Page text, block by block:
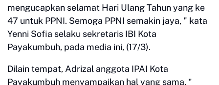
mengucapkan selamat Hari Ulang Tahun yang ke
47 untuk PPNI. Semoga PPNI semakin jaya, " kata
Yenni Sofia selaku sekretaris IBI Kota
Payakumbuh, pada media ini, (17/3).
Dilain tempat, Adrizal anggota IPAI Kota
Payakumbuh menyampaikan hal yang sama, "